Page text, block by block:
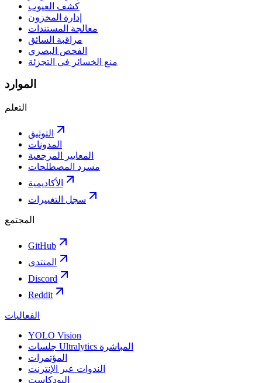
كشف العيوب
إدارة المخزون
معالجة المستندات
مراقبة السائق
الفحص البصري
منع الخسائر في التجزئة
الموارد
التعلم
التوثيق
المدونات
المعايير المرجعية
مسرد المصطلحات
الأكاديمية
سجل التغييرات
المجتمع
GitHub
المنتدى
Discord
Reddit
الفعاليات
YOLO Vision
جلسات Ultralytics المباشرة
المؤتمرات
الندوات عبر الإنترنت
البودكاست